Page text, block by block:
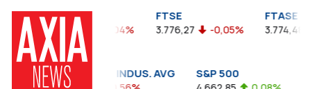
FTSEA
899,47 -0,04%
FTSE
3.776,27 -0,05%
FTASE
3.774,48
DOW JONES INDUS. AVG S&P 500